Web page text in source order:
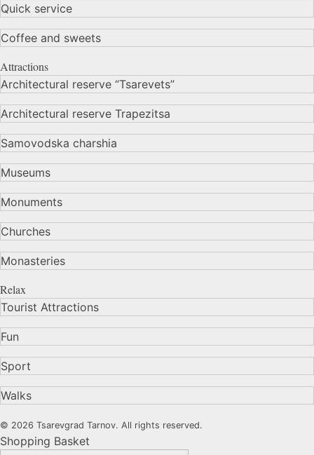
Quick service
Coffee and sweets
Attractions
Architectural reserve “Tsarevets”
Architectural reserve Trapezitsa
Samovodska charshia
Museums
Monuments
Churches
Monasteries
Relax
Tourist Attractions
Fun
Sport
Walks
© 2026 Tsarevgrad Tarnov. All rights reserved.
Shopping Basket